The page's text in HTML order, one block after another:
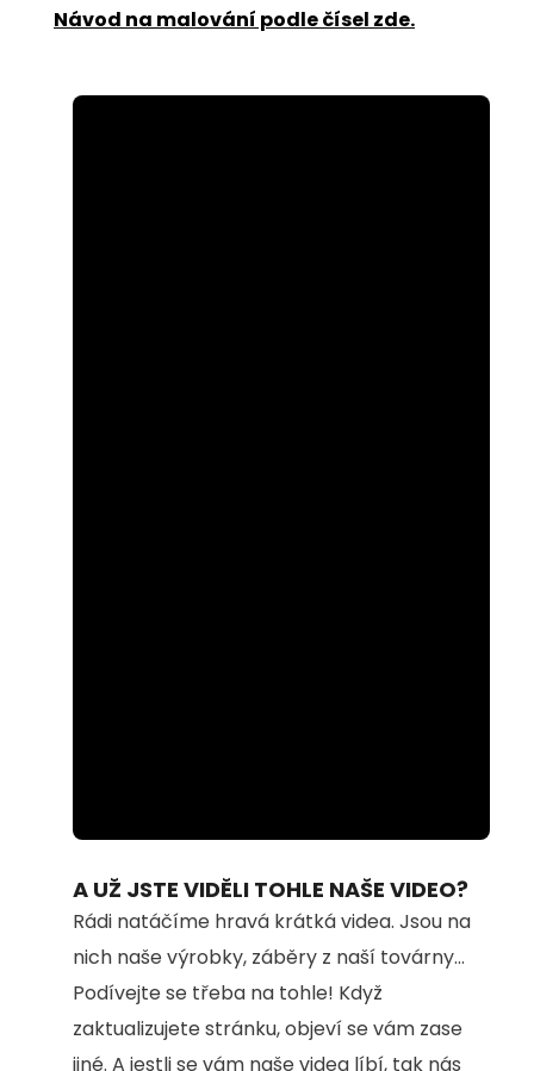
Návod na malování podle čísel zde.
63.56%
A UŽ JSTE VIDĚLI TOHLE NAŠE VIDEO?
Rádi natáčíme hravá krátká videa. Jsou na
nich naše výrobky, záběry z naší továrny...
Podívejte se třeba na tohle! Když
zaktualizujete stránku, objeví se vám zase
jiné. A jestli se vám naše videa líbí, tak nás